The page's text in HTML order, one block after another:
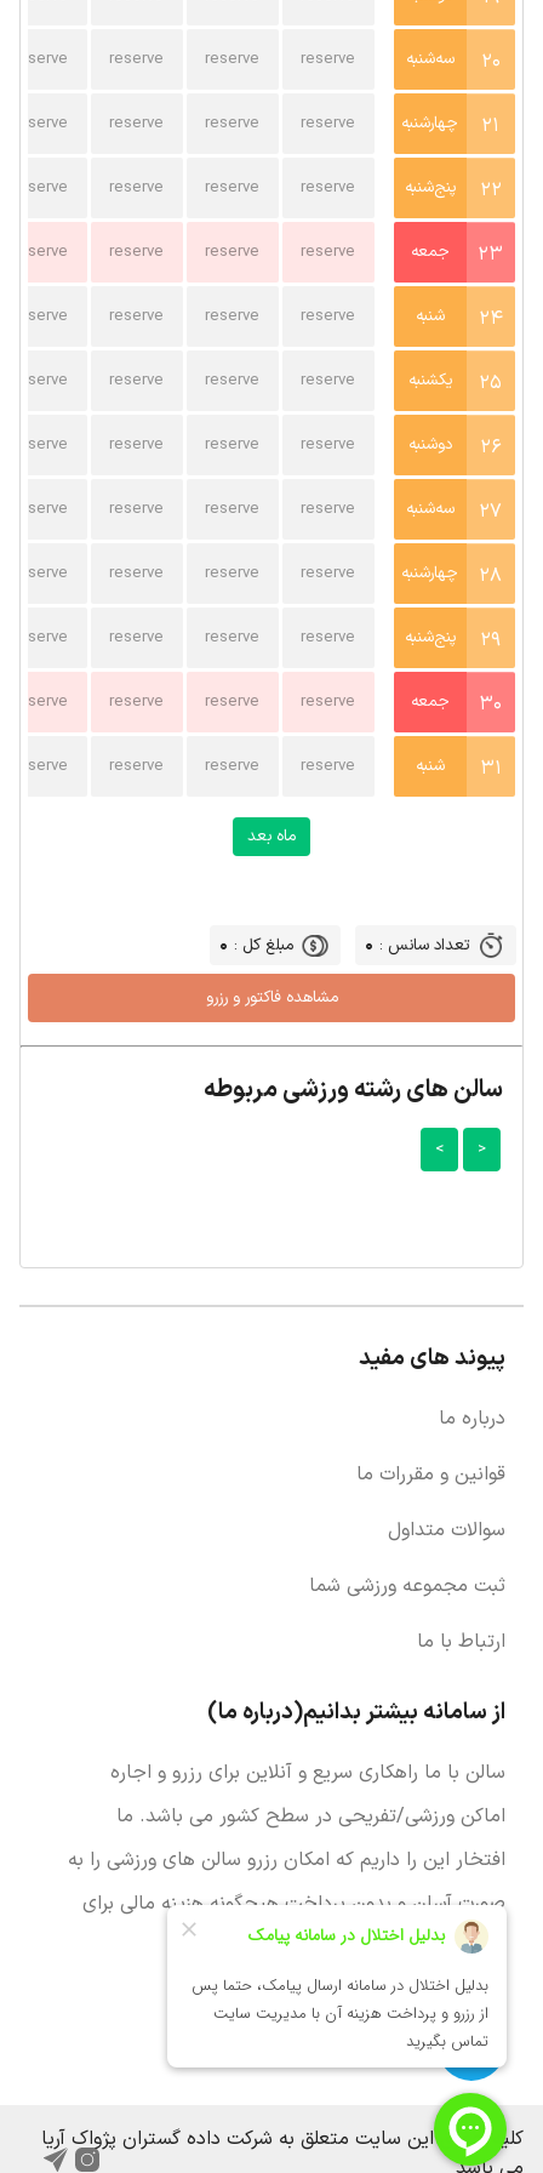
20 سه‌شنبه
21 چهارشنبه
22 پنج‌شنبه
23 جمعه
24 شنبه
25 یکشنبه
26 دوشنبه
27 سه‌شنبه
28 چهارشنبه
29 پنج‌شنبه
30 جمعه
31 شنبه
reserve
reserve
reserve
reserve
reserve
reserve
reserve
reserve
reserve
reserve
reserve
reserve
reserve
reserve
reserve
reserve
reserve
reserve
reserve
reserve
reserve
reserve
reserve
reserve
reserve
reserve
reserve
reserve
reserve
reserve
reserve
reserve
reserve
reserve
reserve
reserve
reserve
reserve
reserve
reserve
reserve
reserve
reserve
reserve
reserve
reserve
reserve
reserve
ماه بعد
تعداد سانس : 0 مبلغ کل : 0
سالن های رشته ورزشی مربوطه
<
>
تصویر سالن ورزشگاه
پیوند های مفید
درباره ما
قوانین و مقررات ما
سوالات متداول
ثبت مجموعه ورزشی شما
ارتباط با ما
از سامانه بیشتر بدانیم(درباره ما)
سالن با ما راهکاری سریع و آنلاین برای رزرو و اجاره
اماکن ورزشی/تفریحی در سطح کشور می باشد. ما
افتخار این را داریم که امکان رزرو سالن های ورزشی را به
صورت آسان و بدون پرداخت هیچگونه هزینه مالی برای
تمام دوست داران ورزش فراهم نماییم.
مجوزها
کلیه حقوق این سایت متعلق به شرکت داده گستران پژواک آریا